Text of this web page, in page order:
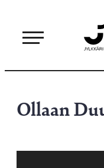
sisältöön
Ollaan